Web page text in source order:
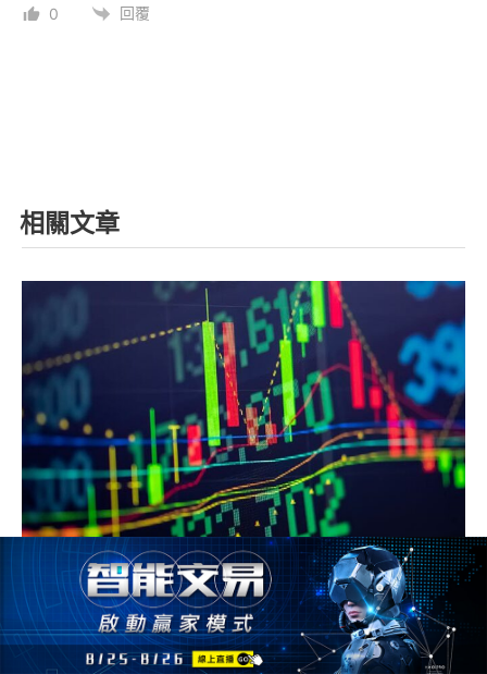
0 回覆
相關文章
股票交易時間是多長？台股美股2者有什
麼區別？盤後時間是什麼時候？
2023/09/08 1489人 股票交易時間